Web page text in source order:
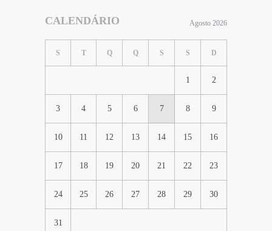
CALENDÁRIO Agosto 2026
S T Q Q S S D
1 2
3 4 5 6 7 8 9
10 11 12 13 14 15 16
17 18 19 20 21 22 23
24 25 26 27 28 29 30
31